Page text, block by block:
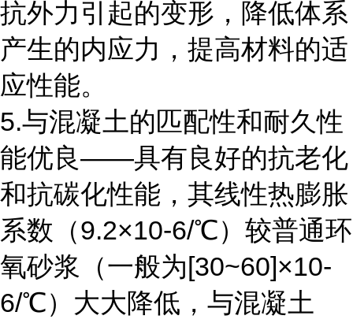
抗外力引起的变形，降低体系
产生的内应力，提高材料的适
应性能。
5.与混凝土的匹配性和耐久性
能优良――具有良好的抗老化
和抗碳化性能，其线性热膨胀
系数（9.2×10-6/℃）较普通环
氧砂浆（一般为[30~60]×10-
6/℃）大大降低，与混凝土